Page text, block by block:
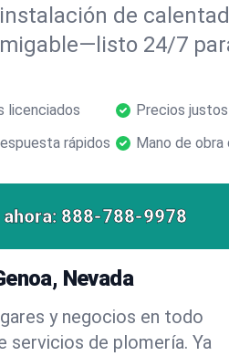
de
24/7
licenciados
Precios
rápidos Mano de obra
888-788-9978
Nevada
y negocios en todo
servicios de plomería. Ya